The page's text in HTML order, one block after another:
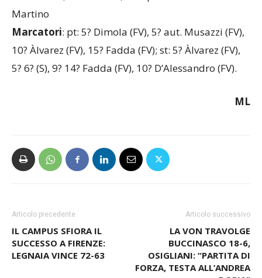
Martino
Marcatori
10? Àlvarez (FV), 15? Fadda (FV); st: 5? Àlvarez (FV),
5? 6? (S), 9? 14? Fadda (FV), 10? D’Alessandro (FV).
IL CAMPUS SFIORA IL
SUCCESSO A FIRENZE:
LEGNAIA VINCE 72-63
LA VON TRAVOLGE
BUCCINASCO 18-6,
OSIGLIANI: “PARTITA DI
FORZA, TESTA ALL’ANDREA
DORIA”